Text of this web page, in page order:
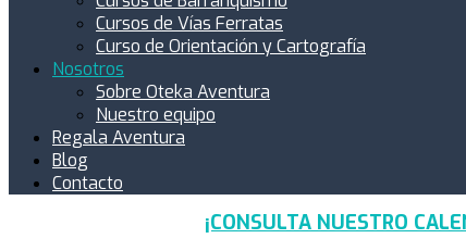
Cursos de Vías Ferratas
Curso de Orientación y Cartografía
Nosotros
Sobre Oteka Aventura
Nuestro equipo
Regala Aventura
Blog
Contacto
¡CONSULTA NUESTRO